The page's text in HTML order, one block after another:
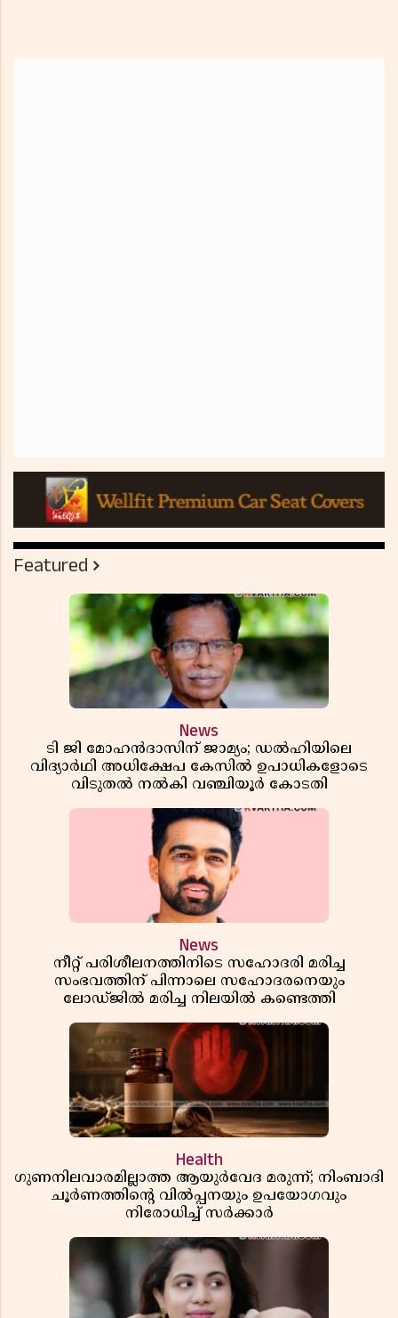
Featured
News
ടി ജി മോഹൻദാസിന് ജാമ്യം; ഡൽഹിയിലെ
വിദ്യാർഥി അധിക്ഷേപ കേസിൽ ഉപാധികളോടെ
വിടുതൽ നൽകി വഞ്ചിയൂർ കോടതി
News
നീറ്റ് പരിശീലനത്തിനിടെ സഹോദരി മരിച്ച
സംഭവത്തിന് പിന്നാലെ സഹോദരനെയും
ലോഡ്ജിൽ മരിച്ച നിലയിൽ കണ്ടെത്തി
Health
ഗുണനിലവാരമില്ലാത്ത ആയുർവേദ മരുന്ന്; നിംബാദി
ചൂർണത്തിൻ്റെ വിൽപ്പനയും ഉപയോഗവും
നിരോധിച്ച് സർക്കാർ